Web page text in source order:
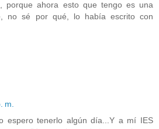
porque ahora esto que tengo es una
no sé por qué, lo había escrito con
m.
espero tenerlo algún día...Y a mí IES